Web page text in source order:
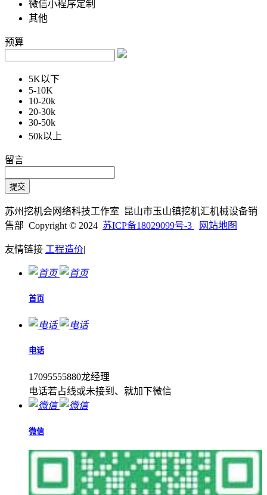
微信小程序定制
其他
预算
5K以下
5-10K
10-20k
20-30k
30-50k
50k以上
留言
苏州挖机会网络科技工作室 昆山市玉山镇挖机汇机械设备销
售部 Copyright © 2024 苏ICP备18029099号-3 网站地图
友情链接 工程造价|
首页
电话
17095555880龙经理
电话若占线或未接到、就加下微信
微信